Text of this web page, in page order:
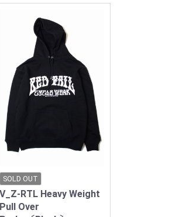
SOLD OUT
V_Z-RTL Heavy Weight
Pull Over